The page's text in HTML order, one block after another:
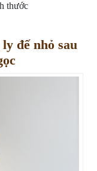
thước
đế nhỏ sau